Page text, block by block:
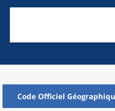
Code Officiel